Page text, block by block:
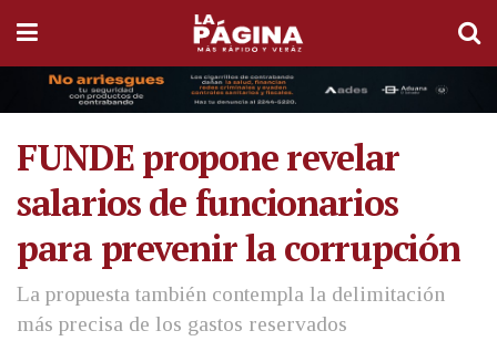
FUNDE propone revelar
salarios de funcionarios
para prevenir la corrupción
La propuesta también contempla la delimitación
más precisa de los gastos reservados